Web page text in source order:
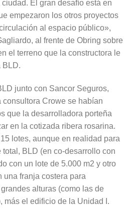
El gran desafío está en
empezaron los otros proyectos
al espacio público»,
al frente de Obring sobre
el terreno que la constructora le
BLD.
junto con Sancor Seguros,
Crowe se habían
que la desarrolladora porteña
en la cotizada ribera rosarina.
lotes, aunque en realidad para
BLD (en co-desarrollo con
con un lote de 5.000 m2 y otro
una franja costera para
alturas (como las de
más el edificio de la Unidad I.